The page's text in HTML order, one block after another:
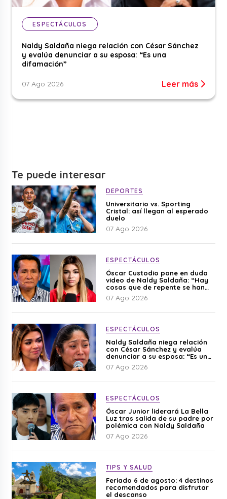
ESPECTÁCULOS
Naldy Saldaña niega relación con César Sánchez
y evalúa denunciar a su esposa: “Es una
difamación”
07 Ago 2026 Leer más
Te puede interesar
DEPORTES
Universitario vs. Sporting
Cristal: así llegan al esperado
duelo
07 Ago 2026
ESPECTÁCULOS
Óscar Custodio pone en duda
video de Naldy Saldaña: “Hay
cosas que de repente se han
editado”
07 Ago 2026
ESPECTÁCULOS
Naldy Saldaña niega relación
con César Sánchez y evalúa
denunciar a su esposa: “Es una
difamación”
07 Ago 2026
ESPECTÁCULOS
Óscar Junior liderará La Bella
Luz tras salida de su padre por
polémica con Naldy Saldaña
07 Ago 2026
TIPS Y SALUD
Feriado 6 de agosto: 4 destinos
recomendados para disfrutar
el descanso